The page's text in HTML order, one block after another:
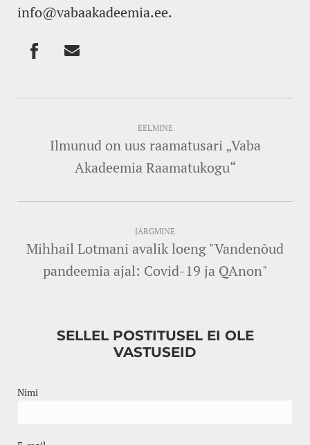
info@vabaakadeemia.ee.
EELMINE
Ilmunud on uus raamatusari „Vaba
Akadeemia Raamatukogu“
JÄRGMINE
Mihhail Lotmani avalik loeng "Vandenõud
pandeemia ajal: Covid-19 ja QAnon"
SELLEL POSTITUSEL EI OLE
VASTUSEID
Nimi